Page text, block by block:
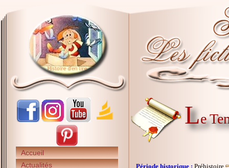
Accueil
Actualités
Le
Période historique : Préhistoire